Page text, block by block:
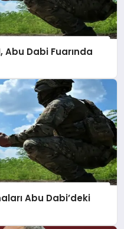
Abu Dabi Fuarında
Abu Dabi’deki